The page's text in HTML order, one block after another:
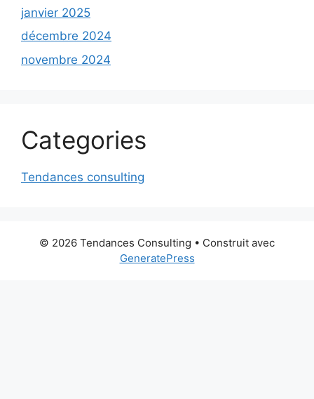
janvier 2025
décembre 2024
novembre 2024
Categories
Tendances consulting
© 2026 Tendances Consulting • Construit avec
GeneratePress